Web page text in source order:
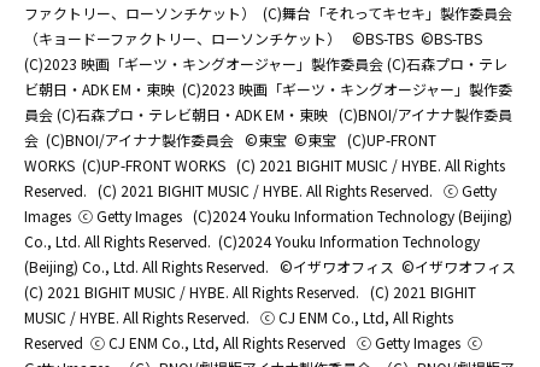
ファクトリー、ローソンチケット）
(C)舞台「それってキセキ」製作委員会
（キョードーファクトリー、ローソンチケット）
©BS-TBS ©BS-TBS
(C)2023 映画「ギーツ・キングオージャー」製作委員会 (C)石森プロ・テレ
ビ朝日・ADK EM・東映 (C)2023 映画「ギーツ・キングオージャー」製作委
員会 (C)石森プロ・テレビ朝日・ADK EM・東映 (C)BNOI/アイナナ製作委員
会 (C)BNOI/アイナナ製作委員会 ©東宝 ©東宝 (C)UP-FRONT
WORKS (C)UP-FRONT WORKS (C) 2021 BIGHIT MUSIC / HYBE. All Rights
Reserved. (C) 2021 BIGHIT MUSIC / HYBE. All Rights Reserved. ⓒ Getty
Images ⓒ Getty Images (C)2024 Youku Information Technology (Beijing)
Co., Ltd. All Rights Reserved. (C)2024 Youku Information Technology
(Beijing) Co., Ltd. All Rights Reserved. ©イザワオフィス ©イザワオフィス
(C) 2021 BIGHIT MUSIC / HYBE. All Rights Reserved. (C) 2021 BIGHIT
MUSIC / HYBE. All Rights Reserved. ⓒ CJ ENM Co., Ltd, All Rights
Reserved ⓒ CJ ENM Co., Ltd, All Rights Reserved ⓒ Getty Images ⓒ